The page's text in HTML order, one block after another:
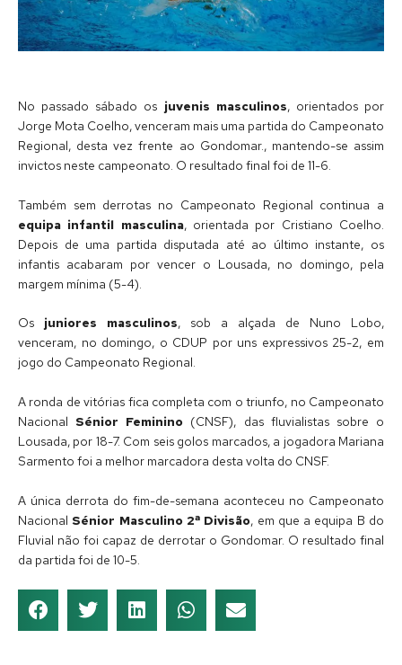
No passado sábado os juvenis masculinos, orientados por
Jorge Mota Coelho, venceram mais uma partida do Campeonato
Regional, desta vez frente ao Gondomar., mantendo-se assim
invictos neste campeonato. O resultado final foi de 11-6.
Também sem derrotas no Campeonato Regional continua a
equipa infantil masculina, orientada por Cristiano Coelho.
Depois de uma partida disputada até ao último instante, os
infantis acabaram por vencer o Lousada, no domingo, pela
margem mínima (5-4).
Os juniores masculinos, sob a alçada de Nuno Lobo,
venceram, no domingo, o CDUP por uns expressivos 25-2, em
jogo do Campeonato Regional.
A ronda de vitórias fica completa com o triunfo, no Campeonato
Nacional Sénior Feminino (CNSF), das fluvialistas sobre o
Lousada, por 18-7. Com seis golos marcados, a jogadora Mariana
Sarmento foi a melhor marcadora desta volta do CNSF.
A única derrota do fim-de-semana aconteceu no Campeonato
Nacional Sénior Masculino 2ª Divisão, em que a equipa B do
Fluvial não foi capaz de derrotar o Gondomar. O resultado final
da partida foi de 10-5.